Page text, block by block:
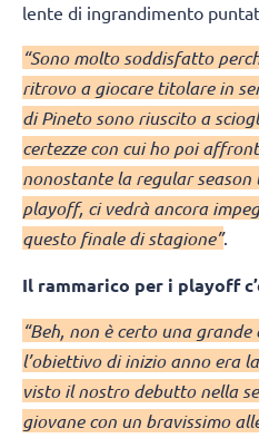
lente di ingrandimento
“Sono molto soddisfatto
ritrovo a giocare titolare in
di Pineto sono riuscito a
certezze con cui ho poi
nonostante la regular
playoff, ci vedrà ancora
questo finale di stagione”.
Il rammarico per i playoff
“Beh, non è certo una
l’obiettivo di inizio anno era
visto il nostro debutto nella
giovane con un bravissimo